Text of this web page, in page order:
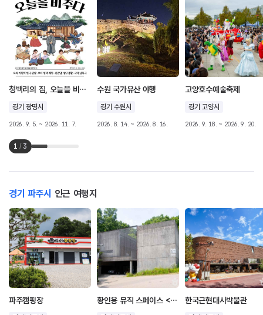
청백리의 집, 오늘을 비추다
경기 광명시
2026. 9. 5. ~ 2026. 11. 7.
수원 국가유산 야행
경기 수원시
2026. 8. 14. ~ 2026. 8. 16.
고양호수예술축제
경기 고양시
2026. 9. 18. ~ 2026. 9. 20.
1 / 3
경기 파주시 인근 여행지
파주캠핑장 황인용 뮤직 스페이스 <카메라타> 한국근현대사박물관